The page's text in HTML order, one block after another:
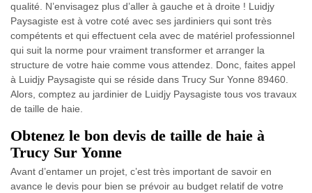
qualité. N’envisagez plus d’aller à gauche et à droite ! Luidjy
Paysagiste est à votre coté avec ses jardiniers qui sont très
compétents et qui effectuent cela avec de matériel professionnel
qui suit la norme pour vraiment transformer et arranger la
structure de votre haie comme vous attendez. Donc, faites appel
à Luidjy Paysagiste qui se réside dans Trucy Sur Yonne 89460.
Alors, comptez au jardinier de Luidjy Paysagiste tous vos travaux
de taille de haie.
Obtenez le bon devis de taille de haie à
Trucy Sur Yonne
Avant d’entamer un projet, c’est très important de savoir en
avance le devis pour bien se prévoir au budget relatif de votre